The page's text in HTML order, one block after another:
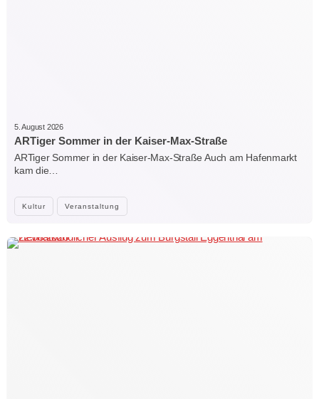
Kultur Veranstaltung
5. August 2026
ARTiger Sommer in der Kaiser-Max-Straße
ARTiger Sommer in der Kaiser-Max-Straße Auch am Hafenmarkt
kam die…